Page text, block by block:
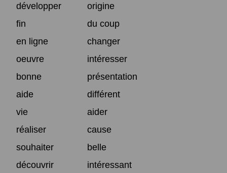
développer
origine
fin
du coup
en ligne
changer
oeuvre
intéresser
bonne
présentation
aide
différent
vie
aider
réaliser
cause
souhaiter
belle
découvrir
intéressant